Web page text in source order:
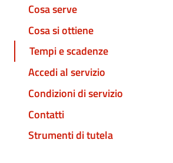
Cosa serve
Cosa si ottiene
Tempi e scadenze
Accedi al servizio
Condizioni di servizio
Contatti
Strumenti di tutela